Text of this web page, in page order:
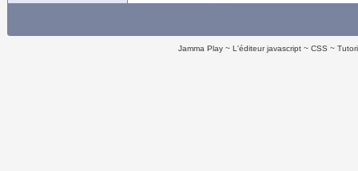
Jamma Play L'éditeur javascript CSS